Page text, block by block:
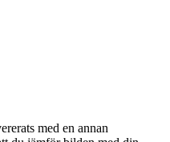
med en annan